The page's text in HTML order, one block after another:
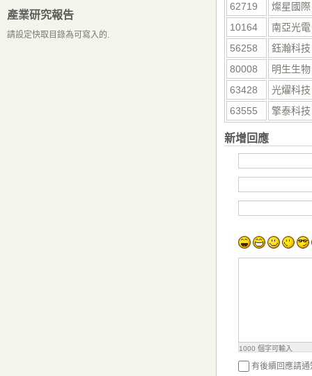
62719
燦星國際
10164
南亞光電
56258
鈺瀚科技
80008
明生生物
63428
光燿科技
63555
擎泰科技
新增回應
1000 個字可輸入
有後續回應請通
產業研究報告
請設定快取目錄為可寫入的.